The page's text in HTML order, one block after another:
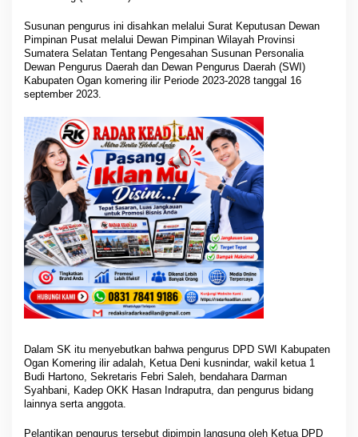
k
s
a
n
a
n
P
r
o
g
r
a
m
K
e
r
a
Susunan pengurus ini disahkan melalui Surat Keputusan Dewan
Pimpinan Pusat melalui Dewan Pimpinan Wilayah Provinsi
Sumatera Selatan Tentang Pengesahan Susunan Personalia
Dewan Pengurus Daerah dan Dewan Pengurus Daerah (SWI)
Kabupaten Ogan komering ilir Periode 2023-2028 tanggal 16
september 2023.
Dalam SK itu menyebutkan bahwa pengurus DPD SWI Kabupaten
Ogan Komering ilir adalah, Ketua Deni kusnindar, wakil ketua 1
Budi Hartono, Sekretaris Febri Saleh, bendahara Darman
Syahbani, Kadep OKK Hasan Indraputra, dan pengurus bidang
lainnya serta anggota.
Pelantikan pengurus tersebut dipimpin langsung oleh Ketua DPD